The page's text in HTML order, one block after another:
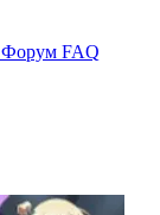
Форум FAQ